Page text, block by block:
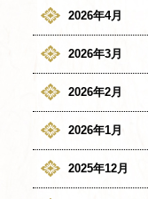
2026年4月
2026年3月
2026年2月
2026年1月
2025年12月